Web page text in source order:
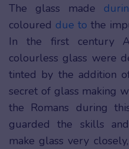
The glass made
coloured due to the
In the first century
colourless glass were
tinted by the addition
secret of glass making
the Romans during
guarded the skills
make glass very